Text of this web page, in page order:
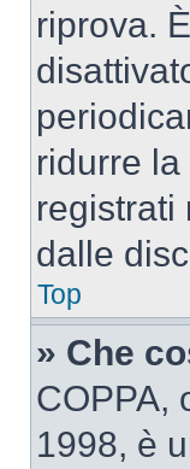
riprova.
ridurre
registrati
dalle
Top
» Che
COPPA,
1998, è